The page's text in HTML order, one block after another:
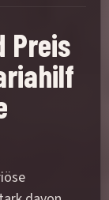
Preis